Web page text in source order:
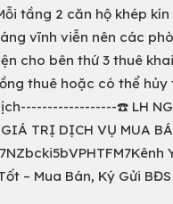
tầng 2 căn hộ khép
vĩnh viễn nên các
cho bên thứ 3 thuê
thuê hoặc có thể hủy
☎️ LH
TRỊ DỊCH VỤ MUA
– Mua Bán, Ký Gửi BĐS